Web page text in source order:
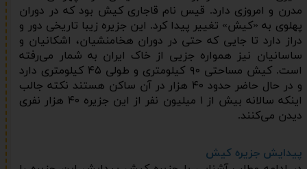
مدرن و امروزی دارد. قیس نام قاجاری کیش بود که در دوران
پهلوی به «کیش» تغییر پیدا کرد. این جزیره زیبا تاریخی دور و
دراز دارد تا جایی که حتی در دوران هخامنشیان، اشکانیان و
ساسانیان نیز همواره جزیی از خاک ایران به شمار می‌رفته
است. کیش مساحتی ۹۰ کیلومتری و طولی ۴۵ کیلومتری دارد
و در حال حاضر حدود ۴۰ هزار در آن ساکن هستند نکته جالب
اینکه سالانه بیش از ۱ میلیون نفر از این جزیره ۴۰ هزار نفری
دیدن می‌کنند.
پیدایش جزیره کیش